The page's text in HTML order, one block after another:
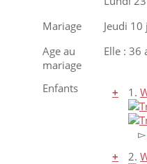
Mariage
Jeudi
Age au
mariage
Elle : 36
Enfants + 1.
▻
+
2.